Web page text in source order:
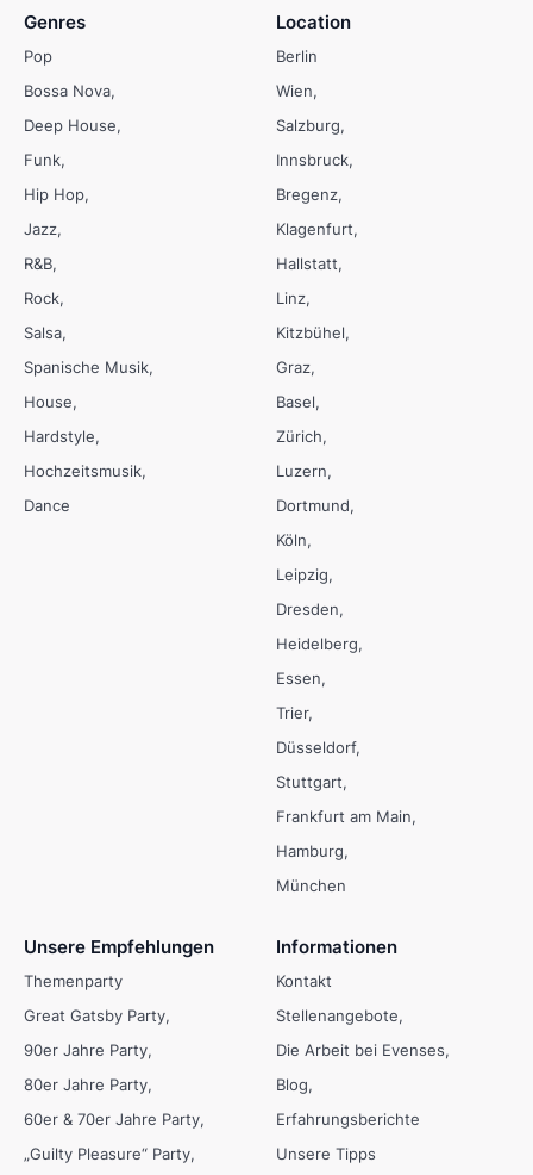
Genres
Pop
Bossa Nova
Deep House
Funk
Hip Hop
Jazz
R&B
Rock
Salsa
Spanische Musik
House
Hardstyle
Hochzeitsmusik
Dance
Location
Berlin
Wien
Salzburg
Innsbruck
Bregenz
Klagenfurt
Hallstatt
Linz
Kitzbühel
Graz
Basel
Zürich
Luzern
Dortmund
Köln
Leipzig
Dresden
Heidelberg
Essen
Trier
Düsseldorf
Stuttgart
Frankfurt am Main
Hamburg
München
Unsere Empfehlungen
Themenparty
Great Gatsby Party
90er Jahre Party
80er Jahre Party
60er & 70er Jahre Party
„Guilty Pleasure“ Party
Informationen
Kontakt
Stellenangebote
Die Arbeit bei Evenses
Blog
Erfahrungsberichte
Unsere Tipps